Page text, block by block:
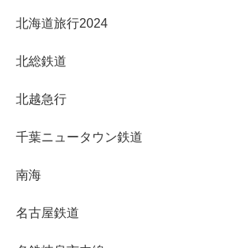
北海道旅行2024
北総鉄道
北越急行
千葉ニュータウン鉄道
南海
名古屋鉄道